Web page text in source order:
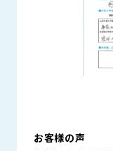
お客様の声